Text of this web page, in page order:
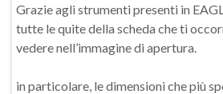
Grazie agli strumenti presenti in
tutte le quite della scheda che ti
vedere nell’immagine di apertura.
in particolare, le dimensioni che più